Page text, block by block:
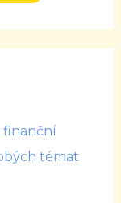
finanční
témat